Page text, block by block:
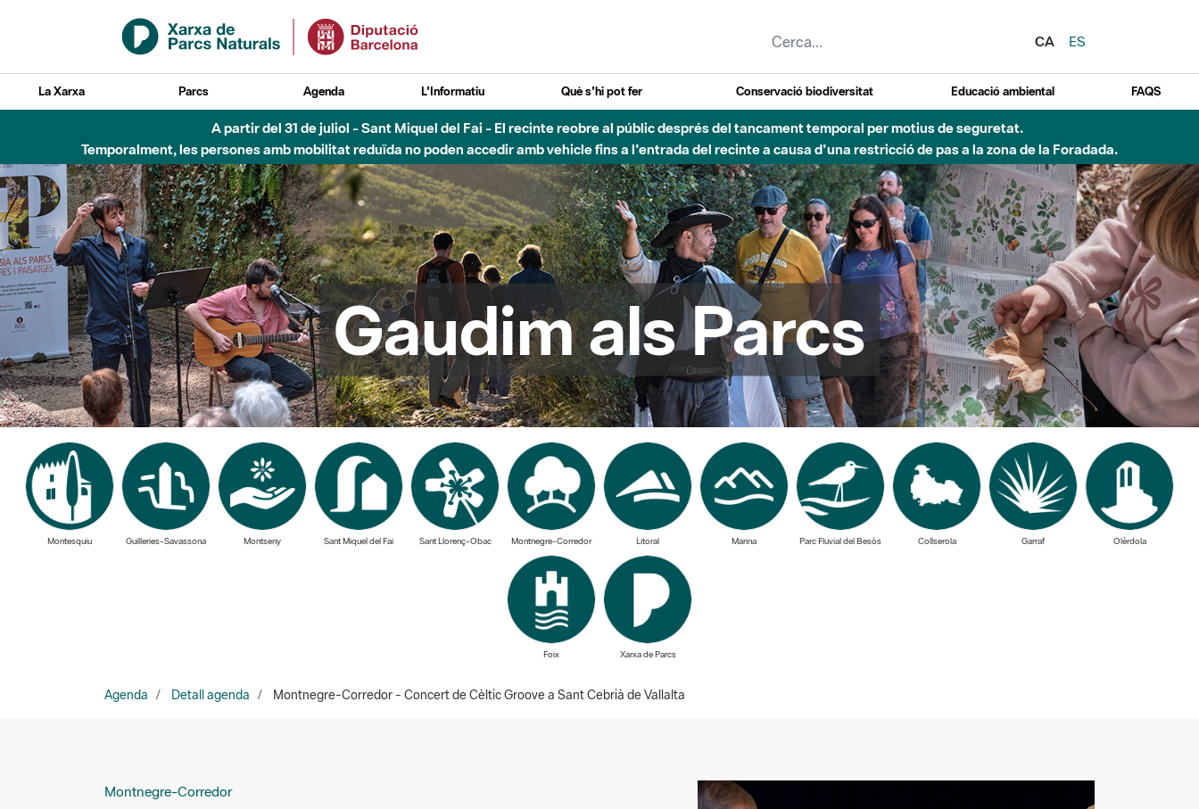
Salta al contingut principal
CA
ES
La Xarxa Parcs Agenda L'Informatiu Què s'hi pot fer Conservació biodiversitat Educació ambiental FAQS
A partir del 31 de juliol - Sant Miquel del Fai - El recinte reobre al públic després del tancament temporal per motius de seguretat.
Temporalment, les persones amb mobilitat reduïda no poden accedir amb vehicle fins a l'entrada del recinte a causa d'una restricció de pas a la zona de la Foradada.
Gaudim als Parcs
Montesquiu Guilleries-Savassona Montseny Sant Miquel del Fai Sant Llorenç-Obac Montnegre-Corredor Litoral Marina Parc Fluvial del Besòs Collserola Garraf Olèrdola
Foix Xarxa de Parcs
Agenda Detall agenda Montnegre-Corredor - Concert de Cèltic Groove a Sant Cebrià de Vallalta
Montnegre-Corredor